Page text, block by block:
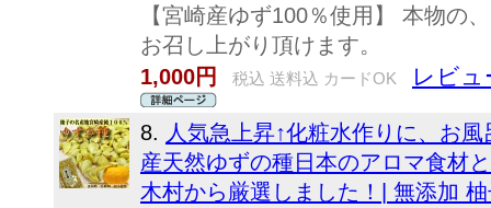
【宮崎産ゆず100％使用】 本物の
お召し上がり頂けます。
1,000円
税込 送料込 カードOK レビュ
8. 人気急上昇↑化粧水作りに、お
産天然ゆずの種日本のアロマ食材
木村から厳選しました！| 無添加